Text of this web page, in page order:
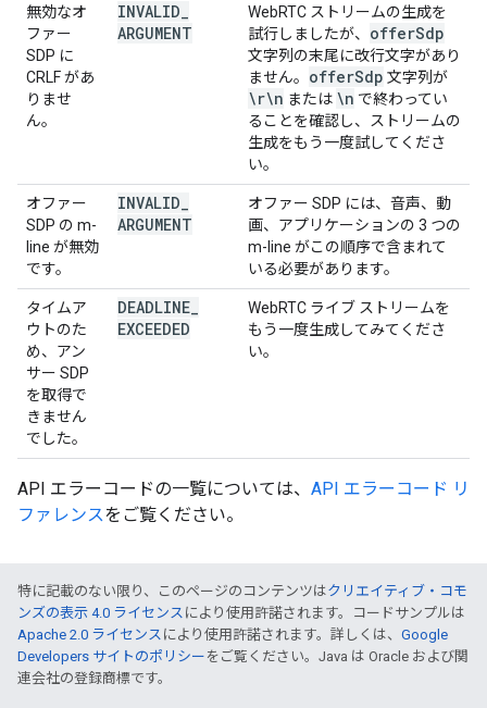
無効なオ
ファー
SDP に
CRLF があ
りませ
ん。
INVALID
ARGUMENT
WebRTC ストリームの生成を
試行しましたが、 offerSdp
文字列の末尾に改行文字があり
ません。 offerSdp 文字列が
\r\n または \n で終わってい
ることを確認し、ストリームの
生成をもう一度試してくださ
い。
オファー
SDP の m-
line が無効
です。
INVALID
ARGUMENT
オファー SDP には、音声、動
画、アプリケーションの 3 つの
m-line がこの順序で含まれて
いる必要があります。
タイムア
ウトのた
め、アン
サー SDP
を取得で
きません
でした。
DEADLINE
EXCEEDED
WebRTC ライブ ストリームを
もう一度生成してみてくださ
い。
API エラーコードの一覧については、 API エラーコード リ
ファレンスをご覧ください。
特に記載のない限り、このページのコンテンツはクリエイティブ・コモ
ンズの表示 4.0 ライセンス により使用許諾されます。コードサンプルは
Apache 2.0 ライセンス により使用許諾されます。詳しくは、 Google
Developers サイトのポリシー をご覧ください。Java は Oracle および関
連会社の登録商標です。